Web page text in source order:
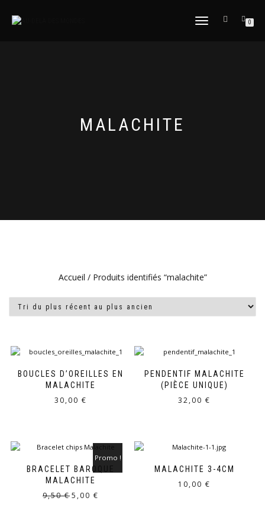
DÉPLIER
0
MALACHITE
Accueil / Produits identifiés “malachite”
BOUCLES D’OREILLES EN
MALACHITE
30,00 €
PENDENTIF MALACHITE
(PIÈCE UNIQUE)
32,00 €
BRACELET BAROQUE
MALACHITE
Promo !
9,50€ Le
5,00 €
MALACHITE 3-4CM
10,00 €